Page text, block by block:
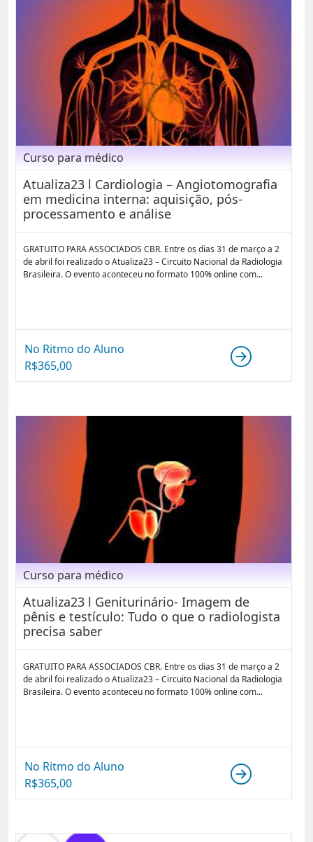
Curso para médico
Atualiza23 l Cardiologia – Angiotomografia
em medicina interna: aquisição, pós-
processamento e análise
GRATUITO PARA ASSOCIADOS CBR. Entre os dias 31 de março a 2
de abril foi realizado o Atualiza23 – Circuito Nacional da Radiologia
Brasileira. O evento aconteceu no formato 100% online com...
No Ritmo do Aluno
R$365,00
Curso para médico
Atualiza23 l Geniturinário- Imagem de
pênis e testículo: Tudo o que o radiologista
precisa saber
GRATUITO PARA ASSOCIADOS CBR. Entre os dias 31 de março a 2
de abril foi realizado o Atualiza23 – Circuito Nacional da Radiologia
Brasileira. O evento aconteceu no formato 100% online com...
No Ritmo do Aluno
R$365,00